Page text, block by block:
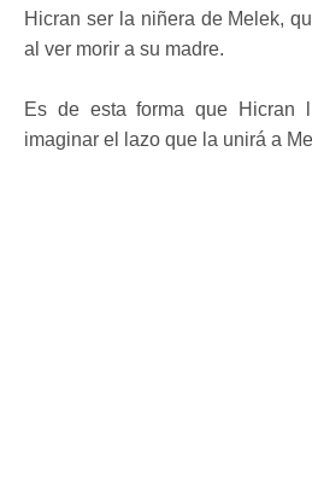
Hicran ser la niñera de Melek,
al ver morir a su madre.
Es de esta forma que Hicran
imaginar el lazo que la unirá a